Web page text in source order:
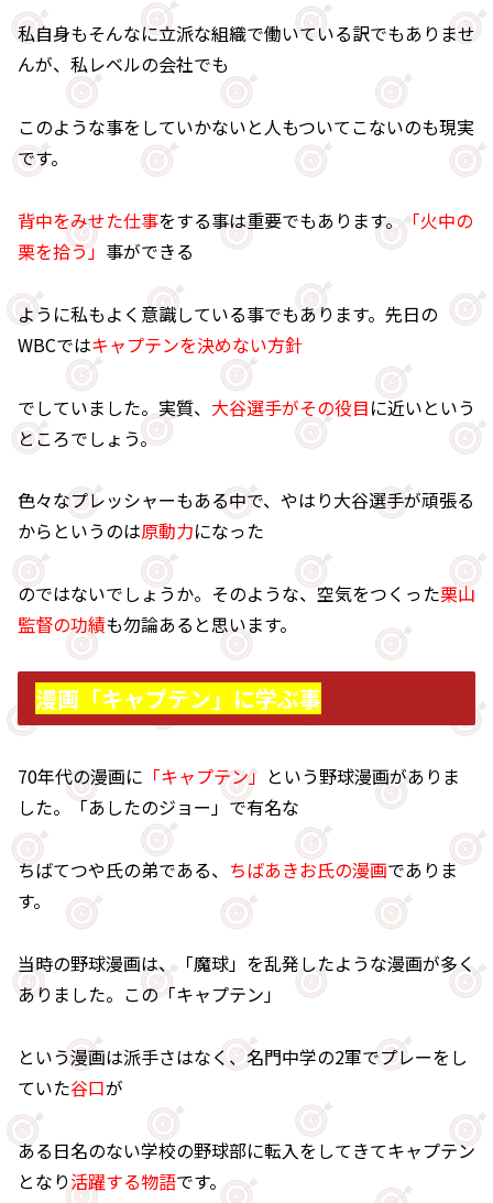
私自身もそんなに立派な組織で働いている訳でもありませ
んが、私レベルの会社でも
このような事をしていかないと人もついてこないのも現実
です。
背中をみせた仕事をする事は重要でもあります。 「火中の
栗を拾う」 事ができる
ように私もよく意識している事でもあります。先日の
WBCではキャプテンを決めない方針
でしていました。実質、 大谷選手がその役目に近いという
ところでしょう。
色々なプレッシャーもある中で、やはり大谷選手が頑張る
からというのは原動力になった
のではないでしょうか。そのような、空気をつくった栗山
監督の功績も勿論あると思います。
漫画「キャプテン」に学ぶ事
70年代の漫画に 「キャプテン」 という野球漫画がありま
した。「あしたのジョー」で有名な
ちばてつや氏の弟である、 ちばあきお氏の漫画でありま
す。
当時の野球漫画は、「魔球」を乱発したような漫画が多く
ありました。この「キャプテン」
という漫画は派手さはなく、名門中学の2軍でプレーをし
ていた谷口が
ある日名のない学校の野球部に転入をしてきてキャプテン
となり活躍する物語です。